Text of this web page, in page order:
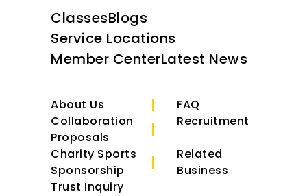
ClassesBlogs
Service Locations
Member CenterLatest News
About Us
FAQ
Collaboration
Proposals
Recruitment
Charity Sports
Sponsorship
Related
Business
Trust Inquiry